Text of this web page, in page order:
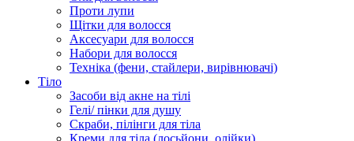
Проти лупи
Щітки для волосся
Аксесуари для волосся
Набори для волосся
Техніка (фени, стайлери, вирівнювачі)
Тіло
Засоби від акне на тілі
Гелі/ пінки для душу
Скраби, пілінги для тіла
Креми для тіла (лосьйони, олійки)